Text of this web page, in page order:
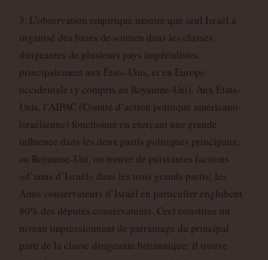
3. L’observation empirique montre que seul Israël a
organisé des bases de soutien dans les classes
dirigeantes de plusieurs pays impérialistes,
principalement aux États-Unis, et en Europe
occidentale (y compris au Royaume-Uni). Aux États-
Unis, l’AIPAC (Comité d’action politique américano-
israélienne) fonctionne en exerçant une grande
influence dans les deux partis politiques principaux;
au Royaume-Uni, on trouve de puissantes factions
«d’amis d’Israël» dans les trois grands partis; les
Amis conservateurs d’Israël en particulier englobent
80% des députés conservateurs. Ceci constitue un
niveau impressionnant de parrainage du principal
parti de la classe dirigeante britannique; il trouve